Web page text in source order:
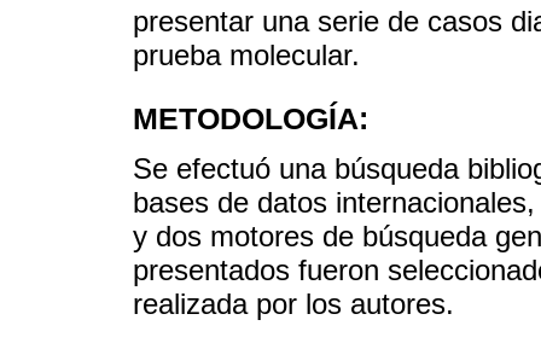
presentar una serie de casos
prueba molecular.
METODOLOGÍA:
Se efectuó una búsqueda
bases de datos
y dos motores de búsqueda
presentados fueron
realizada por los autores.